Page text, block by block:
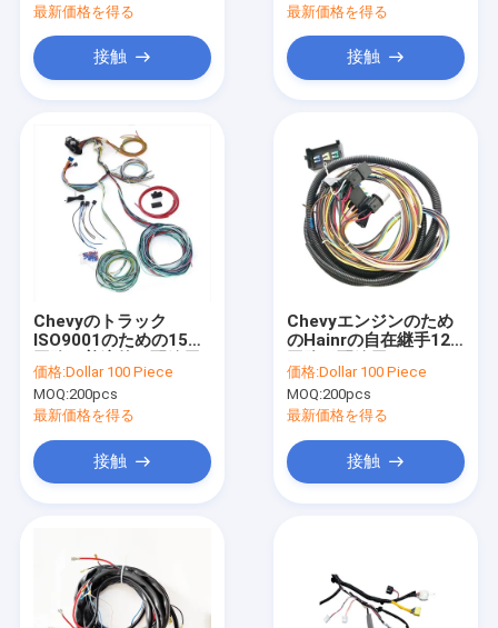
最新価格を得る
接触
最新価格を得る
接触
Chevyのトラック
ISO9001のための15の
ハーネス
価格:Dollar 100 Piece
MOQ:200pcs
最新価格を得る
接触
Chevyエンジンのため
のHainrの自在継手12
価格:Dollar 100 Piece
MOQ:200pcs
最新価格を得る
接触